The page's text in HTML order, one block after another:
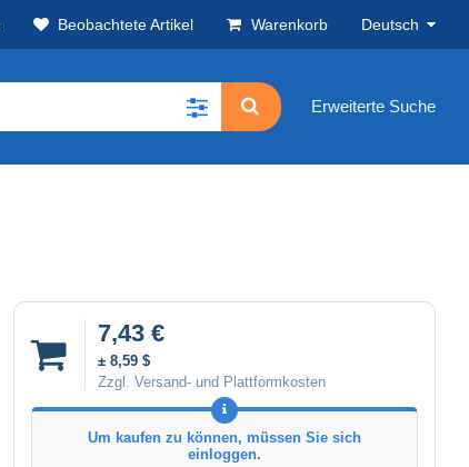
Beobachtete Artikel Warenkorb Deutsch
Erweiterte Suche
7,43 €
± 8,59 $
Zzgl. Versand- und Plattformkosten
Um kaufen zu können, müssen Sie sich
einloggen.